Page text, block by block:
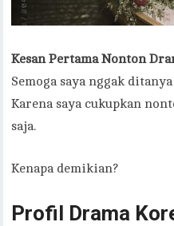
Kesan Pertama Nonton
Semoga saya nggak
Karena saya cukupkan
saja.
Kenapa demikian?
Profil Drama